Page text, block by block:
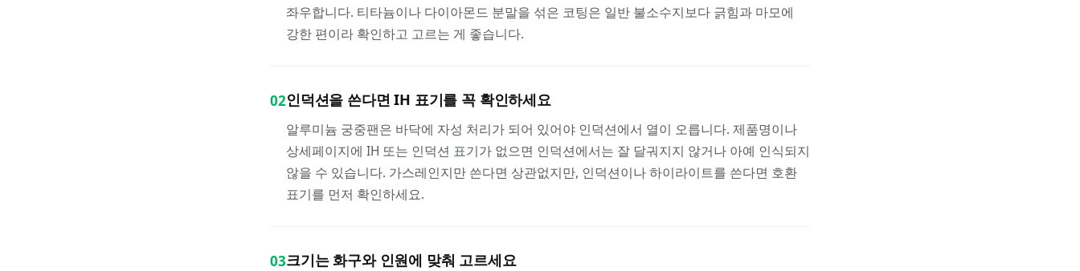
좌우합니다. 티타늄이나 다이아몬드 분말을 섞은 코팅은 일반 불소수지보다 긁힘과 마모에
강한 편이라 확인하고 고르는 게 좋습니다.
02인덕션을 쓴다면 IH 표기를 꼭 확인하세요
알루미늄 궁중팬은 바닥에 자성 처리가 되어 있어야 인덕션에서 열이 오릅니다. 제품명이나
상세페이지에 IH 또는 인덕션 표기가 없으면 인덕션에서는 잘 달궈지지 않거나 아예 인식되지
않을 수 있습니다. 가스레인지만 쓴다면 상관없지만, 인덕션이나 하이라이트를 쓴다면 호환
표기를 먼저 확인하세요.
03크기는 화구와 인원에 맞춰 고르세요